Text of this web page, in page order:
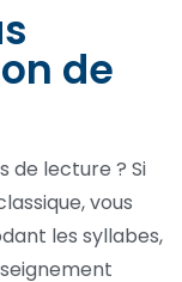
de
de lecture ? Si
vous
les syllabes,